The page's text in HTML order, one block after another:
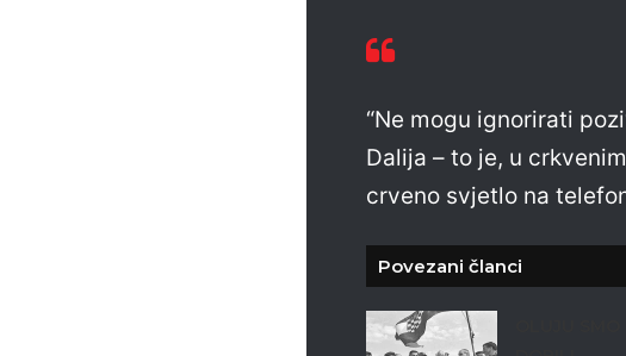
“Ne mogu ignorirati
Dalija – to je, u
crveno svjetlo na
Povezani članci